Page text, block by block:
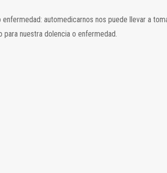
automedicarnos nos puede llevar a
nuestra dolencia o enfermedad.